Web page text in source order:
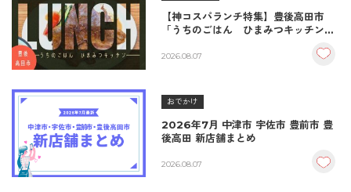
【神コスパランチ特集】豊後高田市
「うちのごはん ひまみつキッチン」
＆生姜焼き！
2026.08.07
おでかけ
2026年7月 中津市 宇佐市 豊前市 豊
後高田 新店舗まとめ
2026.08.07